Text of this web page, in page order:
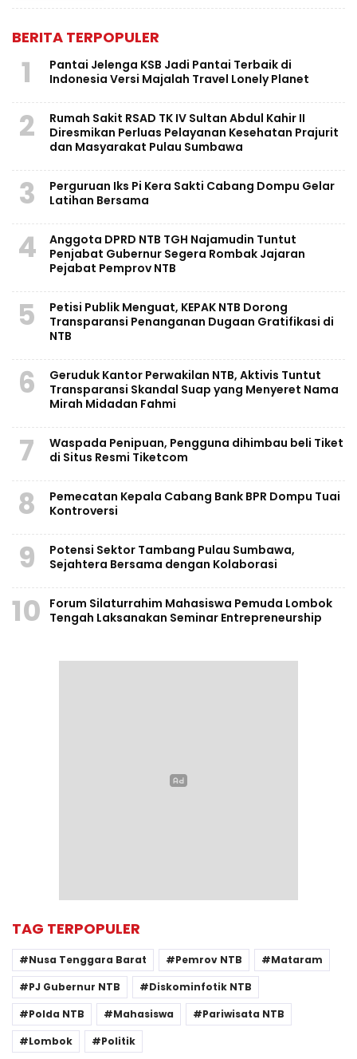
BERITA TERPOPULER
1
Pantai Jelenga KSB Jadi Pantai Terbaik di
Indonesia Versi Majalah Travel Lonely Planet
2
Rumah Sakit RSAD TK IV Sultan Abdul Kahir II
Diresmikan Perluas Pelayanan Kesehatan Prajurit
dan Masyarakat Pulau Sumbawa
3
Perguruan Iks Pi Kera Sakti Cabang Dompu Gelar
Latihan Bersama
4
Anggota DPRD NTB TGH Najamudin Tuntut
Penjabat Gubernur Segera Rombak Jajaran
Pejabat Pemprov NTB
5
Petisi Publik Menguat, KEPAK NTB Dorong
Transparansi Penanganan Dugaan Gratifikasi di
NTB
6
Geruduk Kantor Perwakilan NTB, Aktivis Tuntut
Transparansi Skandal Suap yang Menyeret Nama
Mirah Midadan Fahmi
7
Waspada Penipuan, Pengguna dihimbau beli Tiket
di Situs Resmi Tiketcom
8
Pemecatan Kepala Cabang Bank BPR Dompu Tuai
Kontroversi
9
Potensi Sektor Tambang Pulau Sumbawa,
Sejahtera Bersama dengan Kolaborasi
10
Forum Silaturrahim Mahasiswa Pemuda Lombok
Tengah Laksanakan Seminar Entrepreneurship
TAG TERPOPULER
Nusa Tenggara Barat Pemrov NTB
Mataram
PJ Gubernur NTB
Diskominfotik NTB
Polda NTB
Mahasiswa
Pariwisata NTB
Lombok
Politik